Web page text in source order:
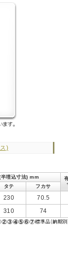
)
埋込寸法) mm
タテ フカサ
230
70.5
310 74